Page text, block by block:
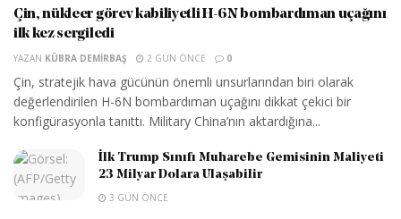
Çin, nükleer görev kabiliyetli H-6N bombardıman uçağını
ilk kez sergiledi
YAZAN KÜBRA DEMIRBAŞ 2 GÜN ÖNCE 0
Çin, stratejik hava gücünün önemli unsurlarından biri olarak
değerlendirilen H-6N bombardıman uçağını dikkat çekici bir
konfigürasyonla tanıttı. Military China’nın aktardığına...
İlk Trump Sınıfı Muharebe Gemisinin Maliyeti
23 Milyar Dolara Ulaşabilir
3 GÜN ÖNCE